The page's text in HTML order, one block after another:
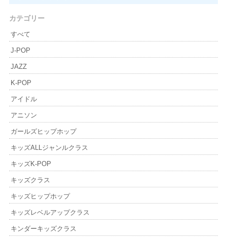
カテゴリー
すべて
J-POP
JAZZ
K-POP
アイドル
アニソン
ガールズヒップホップ
キッズALLジャンルクラス
キッズK-POP
キッズクラス
キッズヒップホップ
キッズレベルアップクラス
キンダーキッズクラス